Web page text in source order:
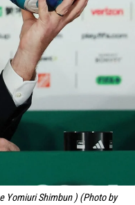
Yomiuri Shimbun ) (Photo by